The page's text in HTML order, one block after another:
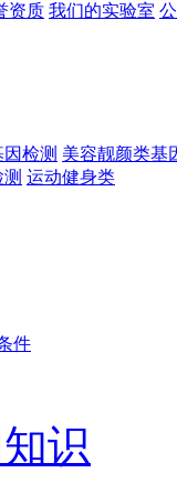
资质 我们的实验室
检测 美容靓颜类基
运动健身类
件
识